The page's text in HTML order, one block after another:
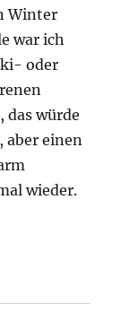
Winter
war ich
oder
das würde
aber einen
wieder.